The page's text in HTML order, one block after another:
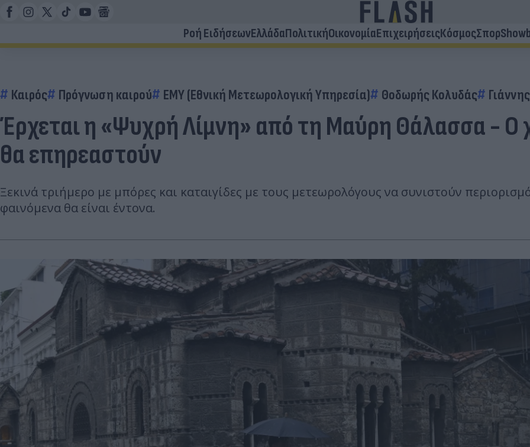
Ροή ΕιδήσεωνΕλλάδαΠολιτικήΟικονομίαΕπιχειρήσειςΚόσμοςΣπορ
Καιρός Πρόγνωση καιρού ΕΜΥ (Εθνική Μετεωρολογική Υπηρεσία) Θοδωρής Κολυδάς
Έρχεται η «Ψυχρή Λίμνη» από τη Μαύρη Θάλασσα - Ο
θα επηρεαστούν
Ξεκινά τριήμερο με μπόρες και καταιγίδες με τους μετεωρολόγους να συνιστούν
φαινόμενα θα είναι έντονα.